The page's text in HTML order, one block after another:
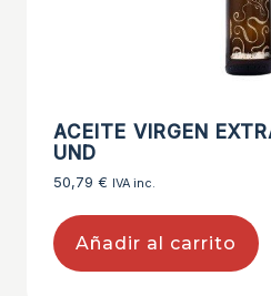
ACEITE VIRGEN
UND
50,79 € IVA inc.
Añadir al carrito